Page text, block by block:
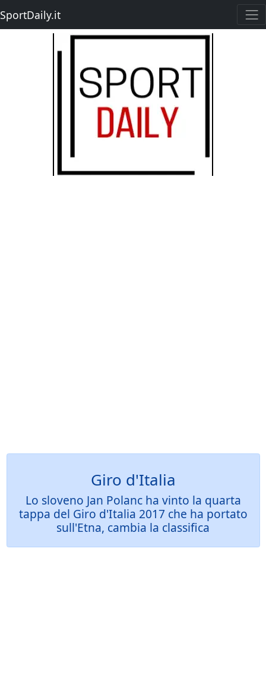
SportDaily.it
Giro d'Italia
Lo sloveno Jan Polanc ha vinto la quarta
tappa del Giro d'Italia 2017 che ha portato
sull'Etna, cambia la classifica